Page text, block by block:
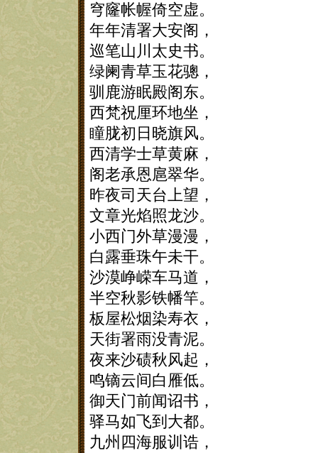
穹窿帐幄倚空虚。
年年清署大安阁，
巡笔山川太史书。
绿阑青草玉花骢，
驯鹿游眠殿阁东。
西梵祝厘环地坐，
瞳胧初日晓旗风。
西清学士草黄麻，
阁老承恩扈翠华。
昨夜司天台上望，
文章光焰照龙沙。
小西门外草漫漫，
白露垂珠午未干。
沙漠峥嵘车马道，
半空秋影铁幡竿。
板屋松烟染寿衣，
天街署雨没青泥。
夜来沙碛秋风起，
鸣镝云间白雁低。
御天门前闻诏书，
驿马如飞到大都。
九州四海服训诰，